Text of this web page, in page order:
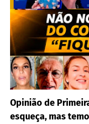
Opinião de
esqueça, mas